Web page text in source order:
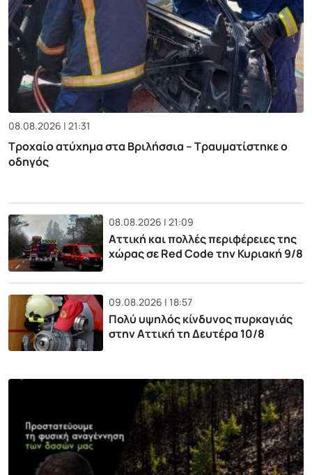
08.08.2026 | 21:31
Τροχαίο ατύχημα στα Βριλήσσια – Τραυματίστηκε ο
οδηγός
08.08.2026 | 21:09
Αττική και πολλές περιφέρειες της
χώρας σε Red Code την Κυριακή 9/8
09.08.2026 | 18:57
Πολύ υψηλός κίνδυνος πυρκαγιάς
στην Αττική τη Δευτέρα 10/8